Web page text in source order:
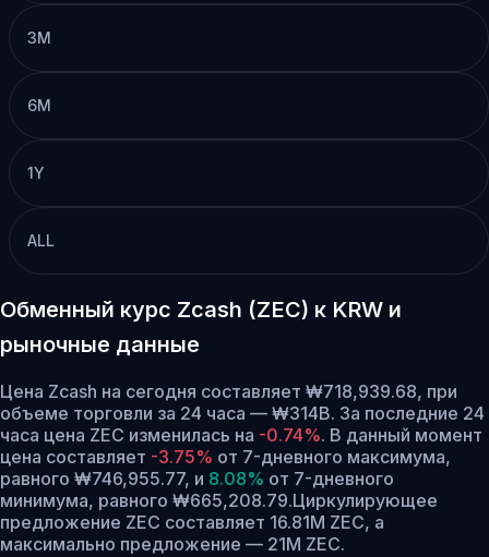
3M
6M
1Y
ALL
Обменный курс Zcash (ZEC) к KRW и
рыночные данные
Цена Zcash на сегодня составляет ₩718,939.68, при
объеме торговли за 24 часа — ₩314B. За последние 24
часа цена ZEC изменилась на -0.74%. В данный момент
цена составляет -3.75% от 7-дневного максимума,
равного ₩746,955.77, и 8.08% от 7-дневного
минимума, равного ₩665,208.79.Циркулирующее
предложение ZEC составляет 16.81M ZEC, а
максимально предложение — 21M ZEC.